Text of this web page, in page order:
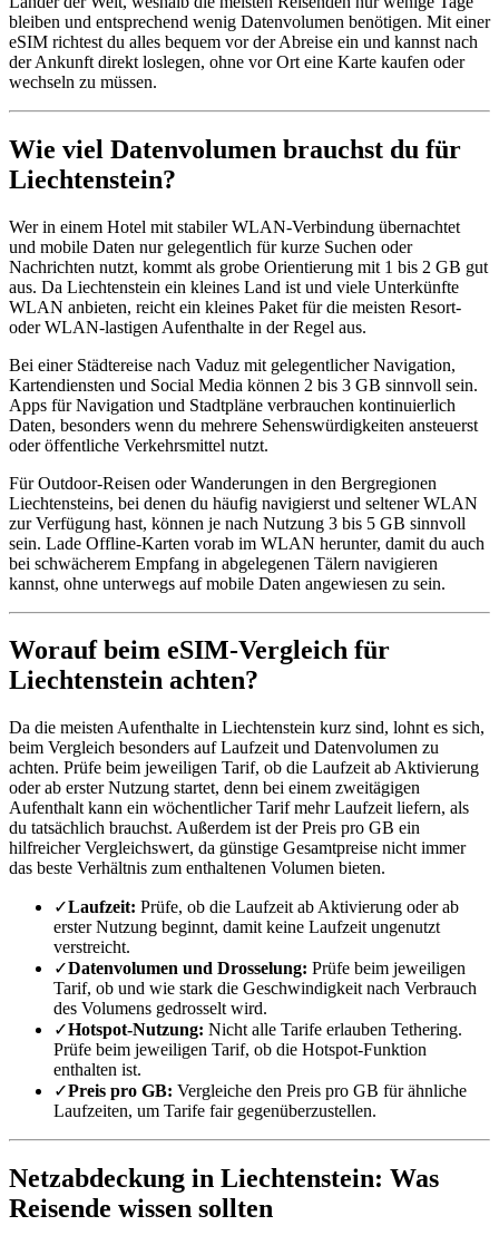
bleiben und entsprechend wenig Datenvolumen benötigen. Mit einer
eSIM richtest du alles bequem vor der Abreise ein und kannst nach
der Ankunft direkt loslegen, ohne vor Ort eine Karte kaufen oder
wechseln zu müssen.
Wie viel Datenvolumen brauchst du für
Liechtenstein?
Wer in einem Hotel mit stabiler WLAN-Verbindung übernachtet
und mobile Daten nur gelegentlich für kurze Suchen oder
Nachrichten nutzt, kommt als grobe Orientierung mit 1 bis 2 GB gut
aus. Da Liechtenstein ein kleines Land ist und viele Unterkünfte
WLAN anbieten, reicht ein kleines Paket für die meisten Resort-
oder WLAN-lastigen Aufenthalte in der Regel aus.
Bei einer Städtereise nach Vaduz mit gelegentlicher Navigation,
Kartendiensten und Social Media können 2 bis 3 GB sinnvoll sein.
Apps für Navigation und Stadtpläne verbrauchen kontinuierlich
Daten, besonders wenn du mehrere Sehenswürdigkeiten ansteuerst
oder öffentliche Verkehrsmittel nutzt.
Für Outdoor-Reisen oder Wanderungen in den Bergregionen
Liechtensteins, bei denen du häufig navigierst und seltener WLAN
zur Verfügung hast, können je nach Nutzung 3 bis 5 GB sinnvoll
sein. Lade Offline-Karten vorab im WLAN herunter, damit du auch
bei schwächerem Empfang in abgelegenen Tälern navigieren
kannst, ohne unterwegs auf mobile Daten angewiesen zu sein.
Worauf beim eSIM-Vergleich für
Liechtenstein achten?
Da die meisten Aufenthalte in Liechtenstein kurz sind, lohnt es sich,
beim Vergleich besonders auf Laufzeit und Datenvolumen zu
achten. Prüfe beim jeweiligen Tarif, ob die Laufzeit ab Aktivierung
oder ab erster Nutzung startet, denn bei einem zweitägigen
Aufenthalt kann ein wöchentlicher Tarif mehr Laufzeit liefern, als
du tatsächlich brauchst. Außerdem ist der Preis pro GB ein
hilfreicher Vergleichswert, da günstige Gesamtpreise nicht immer
das beste Verhältnis zum enthaltenen Volumen bieten.
✓Laufzeit: Prüfe, ob die Laufzeit ab Aktivierung oder ab
erster Nutzung beginnt, damit keine Laufzeit ungenutzt
verstreicht.
✓Datenvolumen und Drosselung: Prüfe beim jeweiligen
Tarif, ob und wie stark die Geschwindigkeit nach Verbrauch
des Volumens gedrosselt wird.
✓Hotspot-Nutzung: Nicht alle Tarife erlauben Tethering.
Prüfe beim jeweiligen Tarif, ob die Hotspot-Funktion
enthalten ist.
✓Preis pro GB: Vergleiche den Preis pro GB für ähnliche
Laufzeiten, um Tarife fair gegenüberzustellen.
Netzabdeckung in Liechtenstein: Was
Reisende wissen sollten